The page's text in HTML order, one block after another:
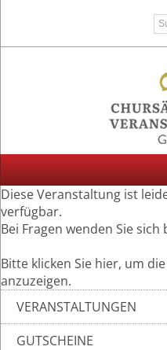
Diese Veranstaltung ist
verfügbar.
Bei Fragen wenden Sie
Bitte klicken Sie hier, um
anzuzeigen.
VERANSTALTUNGEN
GUTSCHEINE